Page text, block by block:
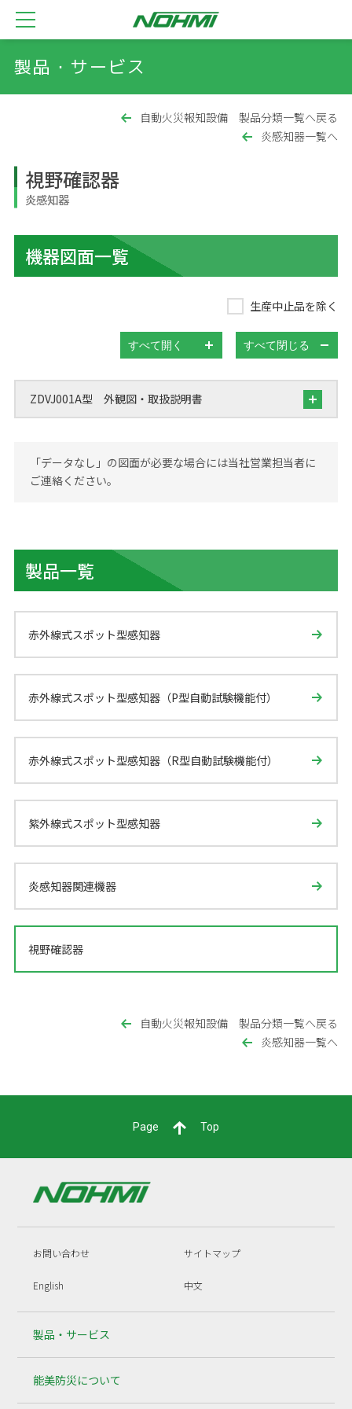
製品・サービス
自動火災報知設備 製品分類一覧へ戻る
炎感知器一覧へ
視野確認器
炎感知器
機器図面一覧
生産中止品を除く
すべて開く すべて閉じる
ZDVJ001A型 外観図・取扱説明書
「データなし」の図面が必要な場合には当社営業担当者に
ご連絡ください。
製品一覧
赤外線式スポット型感知器
赤外線式スポット型感知器（P型自動試験機能付）
赤外線式スポット型感知器（R型自動試験機能付）
紫外線式スポット型感知器
炎感知器関連機器
視野確認器
自動火災報知設備 製品分類一覧へ戻る
炎感知器一覧へ
Page Top
お問い合わせ サイトマップ
English 中文
製品・サービス
能美防災について